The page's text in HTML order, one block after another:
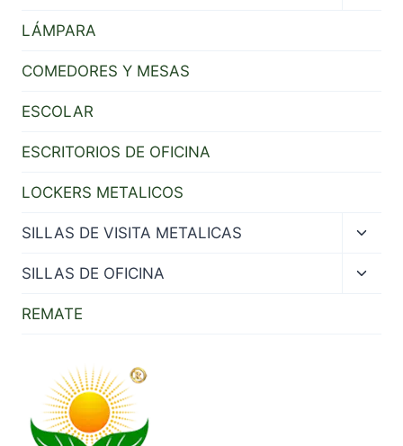
LÁMPARA
COMEDORES Y MESAS
ESCOLAR
ESCRITORIOS DE OFICINA
LOCKERS METALICOS
SILLAS DE VISITA METALICAS
menu
SILLAS DE OFICINA
REMATE